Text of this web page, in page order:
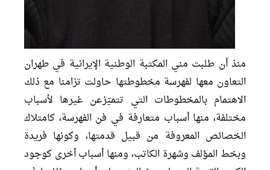
منذ أن طلبت مني المكتبة الوطنية الإيرانية في طهران
التعاون معها لفهرسة مخطوطتها حاولت تزامنا مع ذلك
الاهتمام بالمخطوطات التي تتميّزعن غيرها لأسباب
مختلفة، منها أسباب متعارفة في فن الفهرسة، كامتلاك
الخصائص المعروفة من قبيل قدمتها، وكونها فريدة
وبخط المؤلف وشهرة الكاتب، ومنها أسباب أخرى کوجود